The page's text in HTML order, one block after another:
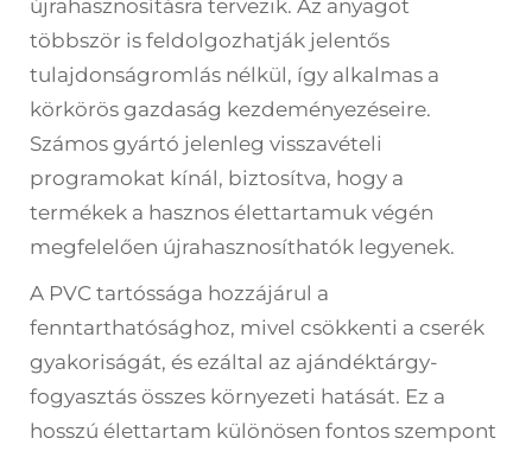
újrahasznosításra tervezik. Az anyagot
többször is feldolgozhatják jelentős
tulajdonságromlás nélkül, így alkalmas a
körkörös gazdaság kezdeményezéseire.
Számos gyártó jelenleg visszavételi
programokat kínál, biztosítva, hogy a
termékek a hasznos élettartamuk végén
megfelelően újrahasznosíthatók legyenek.
A PVC tartóssága hozzájárul a
fenntarthatósághoz, mivel csökkenti a cserék
gyakoriságát, és ezáltal az ajándéktárgy-
fogyasztás összes környezeti hatását. Ez a
hosszú élettartam különösen fontos szempont